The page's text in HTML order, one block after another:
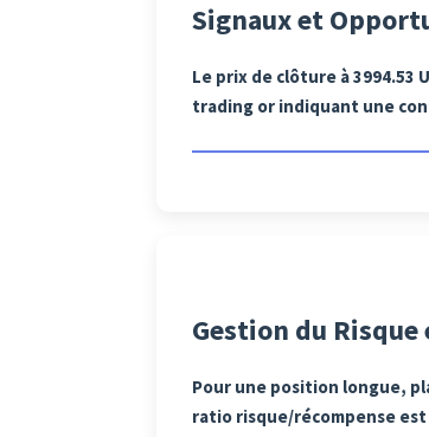
Signaux et
Le prix de clôture à
trading or indiquant une
Gestion du
Pour une position longue,
ratio risque/récompense